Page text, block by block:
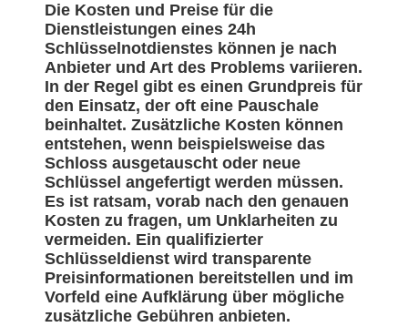
Die Kosten und Preise für die
Dienstleistungen eines 24h
Schlüsselnotdienstes können je nach
Anbieter und Art des Problems variieren.
In der Regel gibt es einen Grundpreis für
den Einsatz, der oft eine Pauschale
beinhaltet. Zusätzliche Kosten können
entstehen, wenn beispielsweise das
Schloss ausgetauscht oder neue
Schlüssel angefertigt werden müssen.
Es ist ratsam, vorab nach den genauen
Kosten zu fragen, um Unklarheiten zu
vermeiden. Ein qualifizierter
Schlüsseldienst wird transparente
Preisinformationen bereitstellen und im
Vorfeld eine Aufklärung über mögliche
zusätzliche Gebühren anbieten.